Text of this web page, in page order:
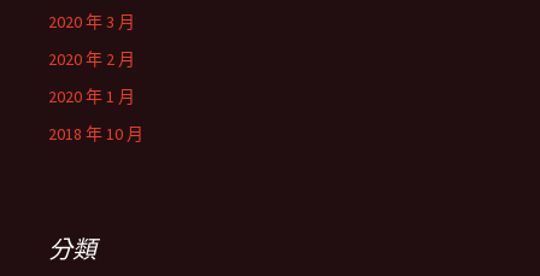
2020 年 3 月
2020 年 2 月
2020 年 1 月
2018 年 10 月
分類